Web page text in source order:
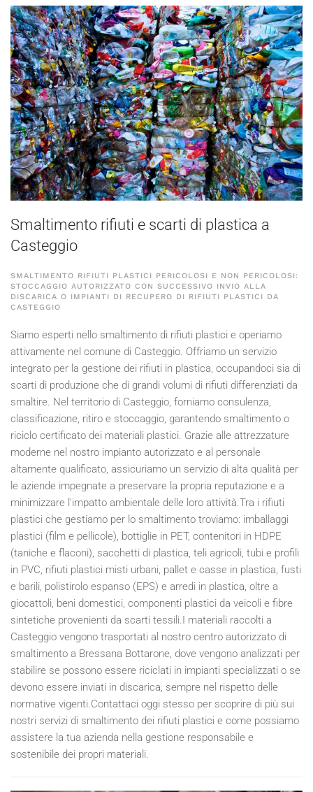
Smaltimento rifiuti e scarti di plastica a
Casteggio
SMALTIMENTO RIFIUTI PLASTICI PERICOLOSI E NON PERICOLOSI:
STOCCAGGIO AUTORIZZATO CON SUCCESSIVO INVIO ALLA
DISCARICA O IMPIANTI DI RECUPERO DI RIFIUTI PLASTICI DA
CASTEGGIO
Siamo esperti nello smaltimento di rifiuti plastici e operiamo
attivamente nel comune di Casteggio. Offriamo un servizio
integrato per la gestione dei rifiuti in plastica, occupandoci sia di
scarti di produzione che di grandi volumi di rifiuti differenziati da
smaltire. Nel territorio di Casteggio, forniamo consulenza,
classificazione, ritiro e stoccaggio, garantendo smaltimento o
riciclo certificato dei materiali plastici. Grazie alle attrezzature
moderne nel nostro impianto autorizzato e al personale
altamente qualificato, assicuriamo un servizio di alta qualità per
le aziende impegnate a preservare la propria reputazione e a
minimizzare l'impatto ambientale delle loro attività.Tra i rifiuti
plastici che gestiamo per lo smaltimento troviamo: imballaggi
plastici (film e pellicole), bottiglie in PET, contenitori in HDPE
(taniche e flaconi), sacchetti di plastica, teli agricoli, tubi e profili
in PVC, rifiuti plastici misti urbani, pallet e casse in plastica, fusti
e barili, polistirolo espanso (EPS) e arredi in plastica, oltre a
giocattoli, beni domestici, componenti plastici da veicoli e fibre
sintetiche provenienti da scarti tessili.I materiali raccolti a
Casteggio vengono trasportati al nostro centro autorizzato di
smaltimento a Bressana Bottarone, dove vengono analizzati per
stabilire se possono essere riciclati in impianti specializzati o se
devono essere inviati in discarica, sempre nel rispetto delle
normative vigenti.Contattaci oggi stesso per scoprire di più sui
nostri servizi di smaltimento dei rifiuti plastici e come possiamo
assistere la tua azienda nella gestione responsabile e
sostenibile dei propri materiali.